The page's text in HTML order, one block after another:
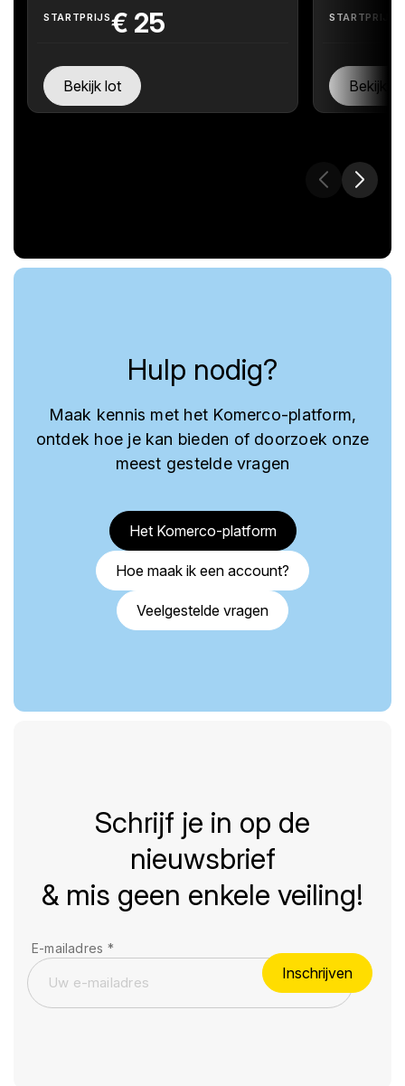
STARTPRIJS€ 25
Bekijk lot
STARTPRIJS
Bekijk
Hulp nodig?
Maak kennis met het Komerco-platform,
ontdek hoe je kan bieden of doorzoek onze
meest gestelde vragen
Het Komerco-platform
Hoe maak ik een account?
Veelgestelde vragen
Schrijf je in op de
nieuwsbrief
& mis geen enkele veiling!
E-mailadres *
Inschrijven